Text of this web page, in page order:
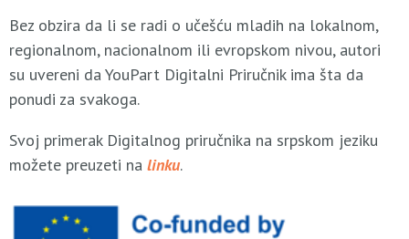
Bez obzira da li se radi o učešću mladih na lokalnom,
regionalnom, nacionalnom ili evropskom nivou, autori
su uvereni da YouPart Digitalni Priručnik ima šta da
ponudi za svakoga.
Svoj primerak Digitalnog priručnika na srpskom jeziku
možete preuzeti na linku.